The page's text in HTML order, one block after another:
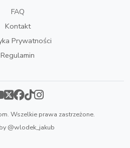
FAQ
Kontakt
Prywatności
Regulamin
Wszelkie prawa zastrzeżone.
@wlodek_jakub